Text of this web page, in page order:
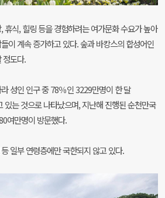
휴식, 힐링 등을 경험하려는 여가문화 수요가 높아
이 계속 증가하고 있다. 숲과 바캉스의 합성어인
정도다.
성인 인구 중 78％인 3229만명이 한 달
있는 것으로 나타났으며, 지난해 진행된 순천만국
여만명이 방문했다.
일부 연령층에만 국한되지 않고 있다.